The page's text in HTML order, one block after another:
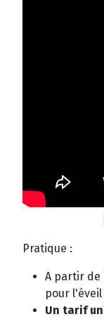
Pratique :
A partir de
pour
Un tarif